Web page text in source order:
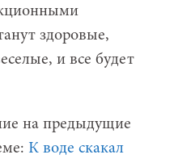
здоровые,
и все будет
на предыдущие
К воде скакал